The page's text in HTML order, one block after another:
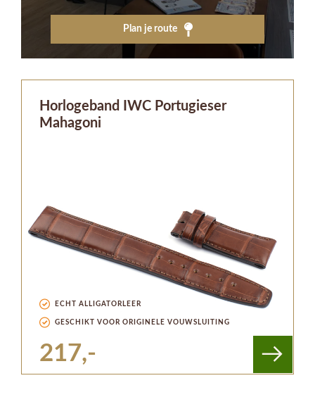
Plan je route
Horlogeband IWC Portugieser
Mahagoni
ECHT ALLIGATORLEER
GESCHIKT VOOR ORIGINELE VOUWSLUITING
217,-